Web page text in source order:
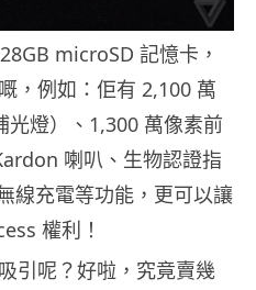
microSD 記憶卡，
，例如：佢有 2,100 萬
光燈）、1,300 萬像素前
喇叭、生物認證指
線充電等功能，更可以讓
權利！
引呢？好啦，究竟賣幾